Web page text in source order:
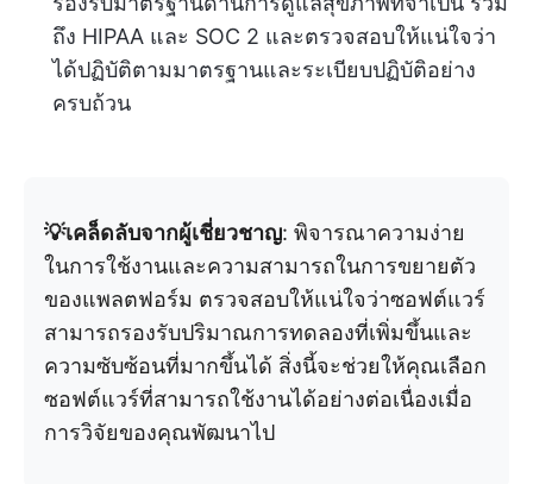
ถึง HIPAA และ SOC 2 และตรวจสอบให้แน่ใจว่า
ได้ปฏิบัติตามมาตรฐานและระเบียบปฏิบัติอย่าง
ครบถ้วน
💡เคล็ดลับจากผู้เชี่ยวชาญ: พิจารณาความง่าย
ในการใช้งานและความสามารถในการขยายตัว
ของแพลตฟอร์ม ตรวจสอบให้แน่ใจว่าซอฟต์แวร์
สามารถรองรับปริมาณการทดลองที่เพิ่มขึ้นและ
ความซับซ้อนที่มากขึ้นได้ สิ่งนี้จะช่วยให้คุณเลือก
ซอฟต์แวร์ที่สามารถใช้งานได้อย่างต่อเนื่องเมื่อ
การวิจัยของคุณพัฒนาไป